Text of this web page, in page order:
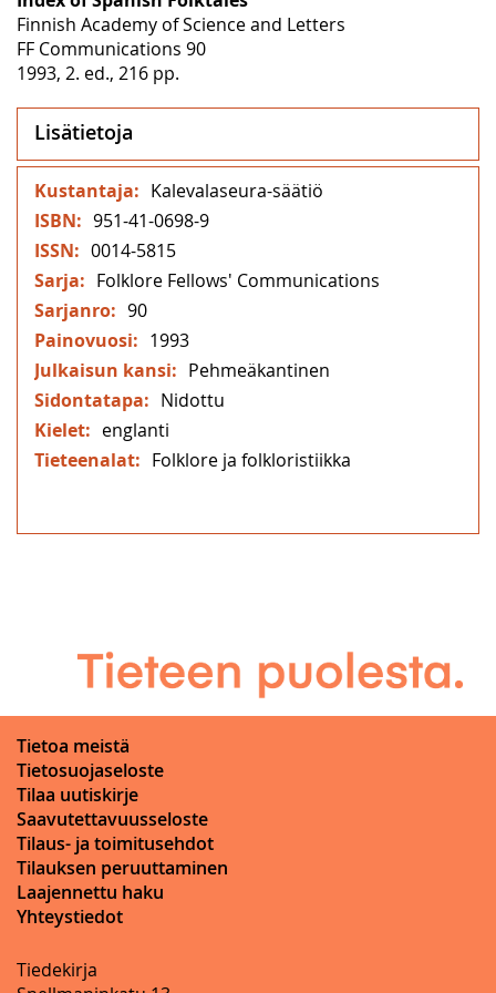
Finnish Academy of Science and Letters
FF Communications 90
1993, 2. ed., 216 pp.
Lisätietoja
Lisätietoja
Kalevalaseura-säätiö
951-41-0698-9
0014-5815
Folklore Fellows' Communications
90
1993
Pehmeäkantinen
Nidottu
englanti
Folklore ja folkloristiikka
Tietoa meistä
Tietosuojaseloste
Tilaa uutiskirje
Saavutettavuusseloste
Tilaus- ja toimitusehdot
Tilauksen peruuttaminen
Laajennettu haku
Yhteystiedot
Tiedekirja